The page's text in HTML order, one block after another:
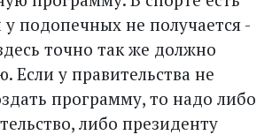
у подопечных не получается -
точно так же должно
Если у правительства не
программу, то надо либо
либо президенту